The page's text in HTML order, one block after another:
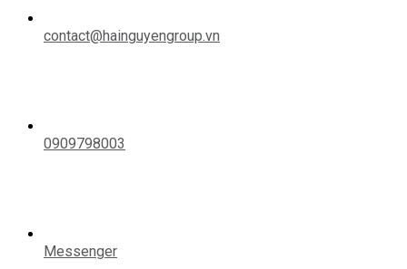
contact@hainguyengroup.vn
0909798003
Messenger